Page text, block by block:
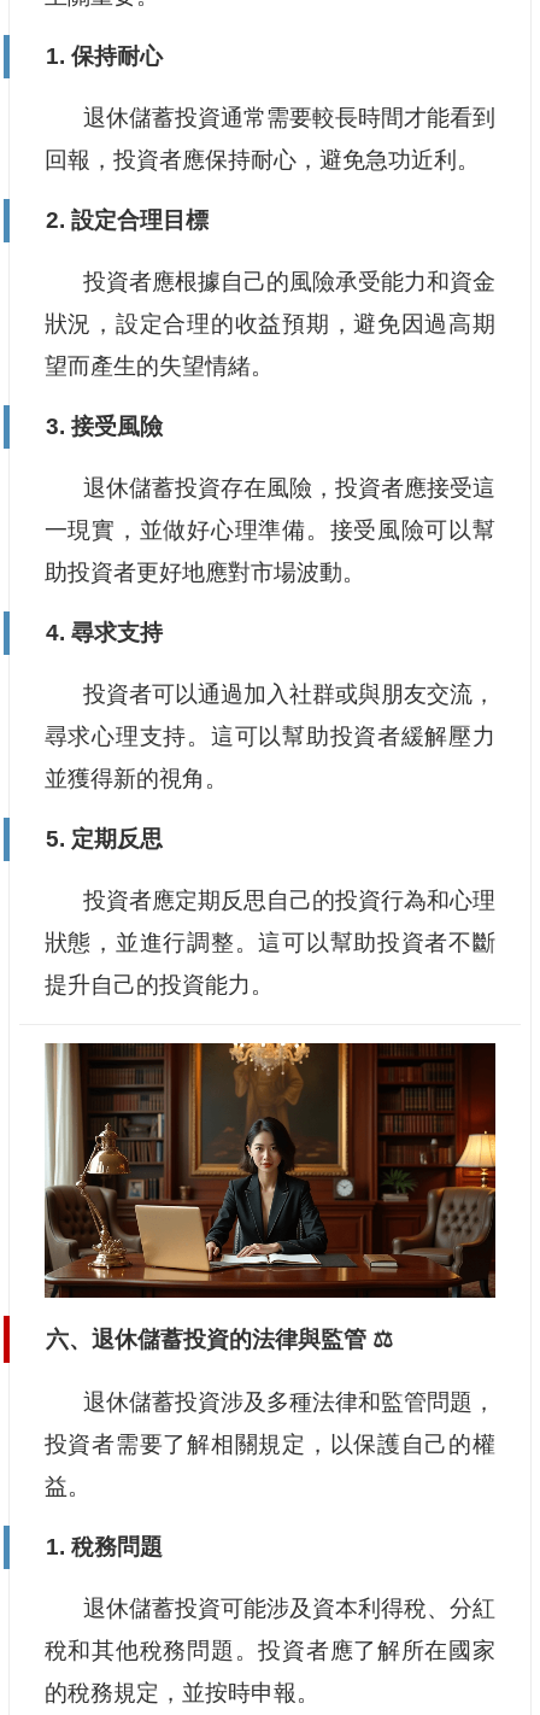
1. 保持耐心
退休儲蓄投資通常需要較長時間才能看到
回報，投資者應保持耐心，避免急功近利。
2. 設定合理目標
投資者應根據自己的風險承受能力和資金
狀況，設定合理的收益預期，避免因過高期
望而產生的失望情緒。
3. 接受風險
退休儲蓄投資存在風險，投資者應接受這
一現實，並做好心理準備。接受風險可以幫
助投資者更好地應對市場波動。
4. 尋求支持
投資者可以通過加入社群或與朋友交流，
尋求心理支持。這可以幫助投資者緩解壓力
並獲得新的視角。
5. 定期反思
投資者應定期反思自己的投資行為和心理
狀態，並進行調整。這可以幫助投資者不斷
提升自己的投資能力。
六、退休儲蓄投資的法律與監管 ⚖️
退休儲蓄投資涉及多種法律和監管問題，
投資者需要了解相關規定，以保護自己的權
益。
1. 稅務問題
退休儲蓄投資可能涉及資本利得稅、分紅
稅和其他稅務問題。投資者應了解所在國家
的稅務規定，並按時申報。